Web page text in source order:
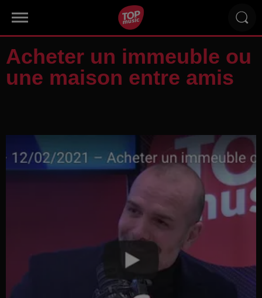
Acheter un immeuble ou
une maison entre amis